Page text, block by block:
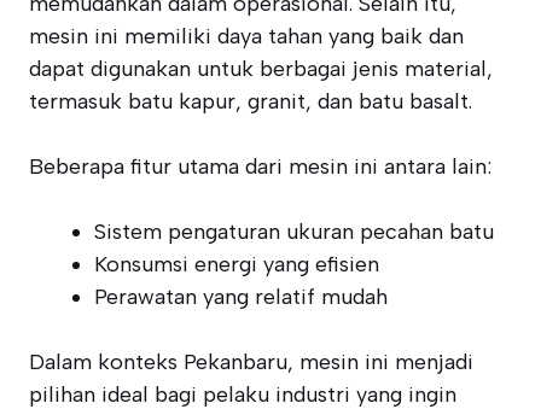
mesin ini memiliki daya tahan yang baik dan
dapat digunakan untuk berbagai jenis material,
termasuk batu kapur, granit, dan batu basalt.
Beberapa fitur utama dari mesin ini antara lain:
Sistem pengaturan ukuran pecahan batu
Konsumsi energi yang efisien
Perawatan yang relatif mudah
Dalam konteks Pekanbaru, mesin ini menjadi
pilihan ideal bagi pelaku industri yang ingin